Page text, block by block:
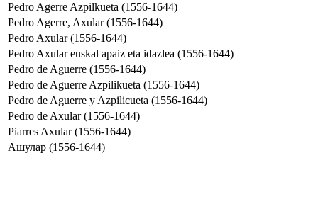
Pedro Agerre Azpilkueta (1556-1644)
Pedro Agerre, Axular (1556-1644)
Pedro Axular (1556-1644)
Pedro Axular euskal apaiz eta idazlea (1556-1644)
Pedro de Aguerre (1556-1644)
Pedro de Aguerre Azpilikueta (1556-1644)
Pedro de Aguerre y Azpilicueta (1556-1644)
Pedro de Axular (1556-1644)
Piarres Axular (1556-1644)
Ашулар (1556-1644)